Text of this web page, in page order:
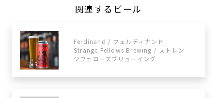
関連するビール
Ferdinand / フェルディナンド
Strange Fellows Brewing / ストレン
ジフェローズブリューイング